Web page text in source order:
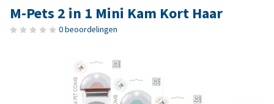
M-Pets 2 in 1 Mini Kam Kort Haar
0 beoordelingen